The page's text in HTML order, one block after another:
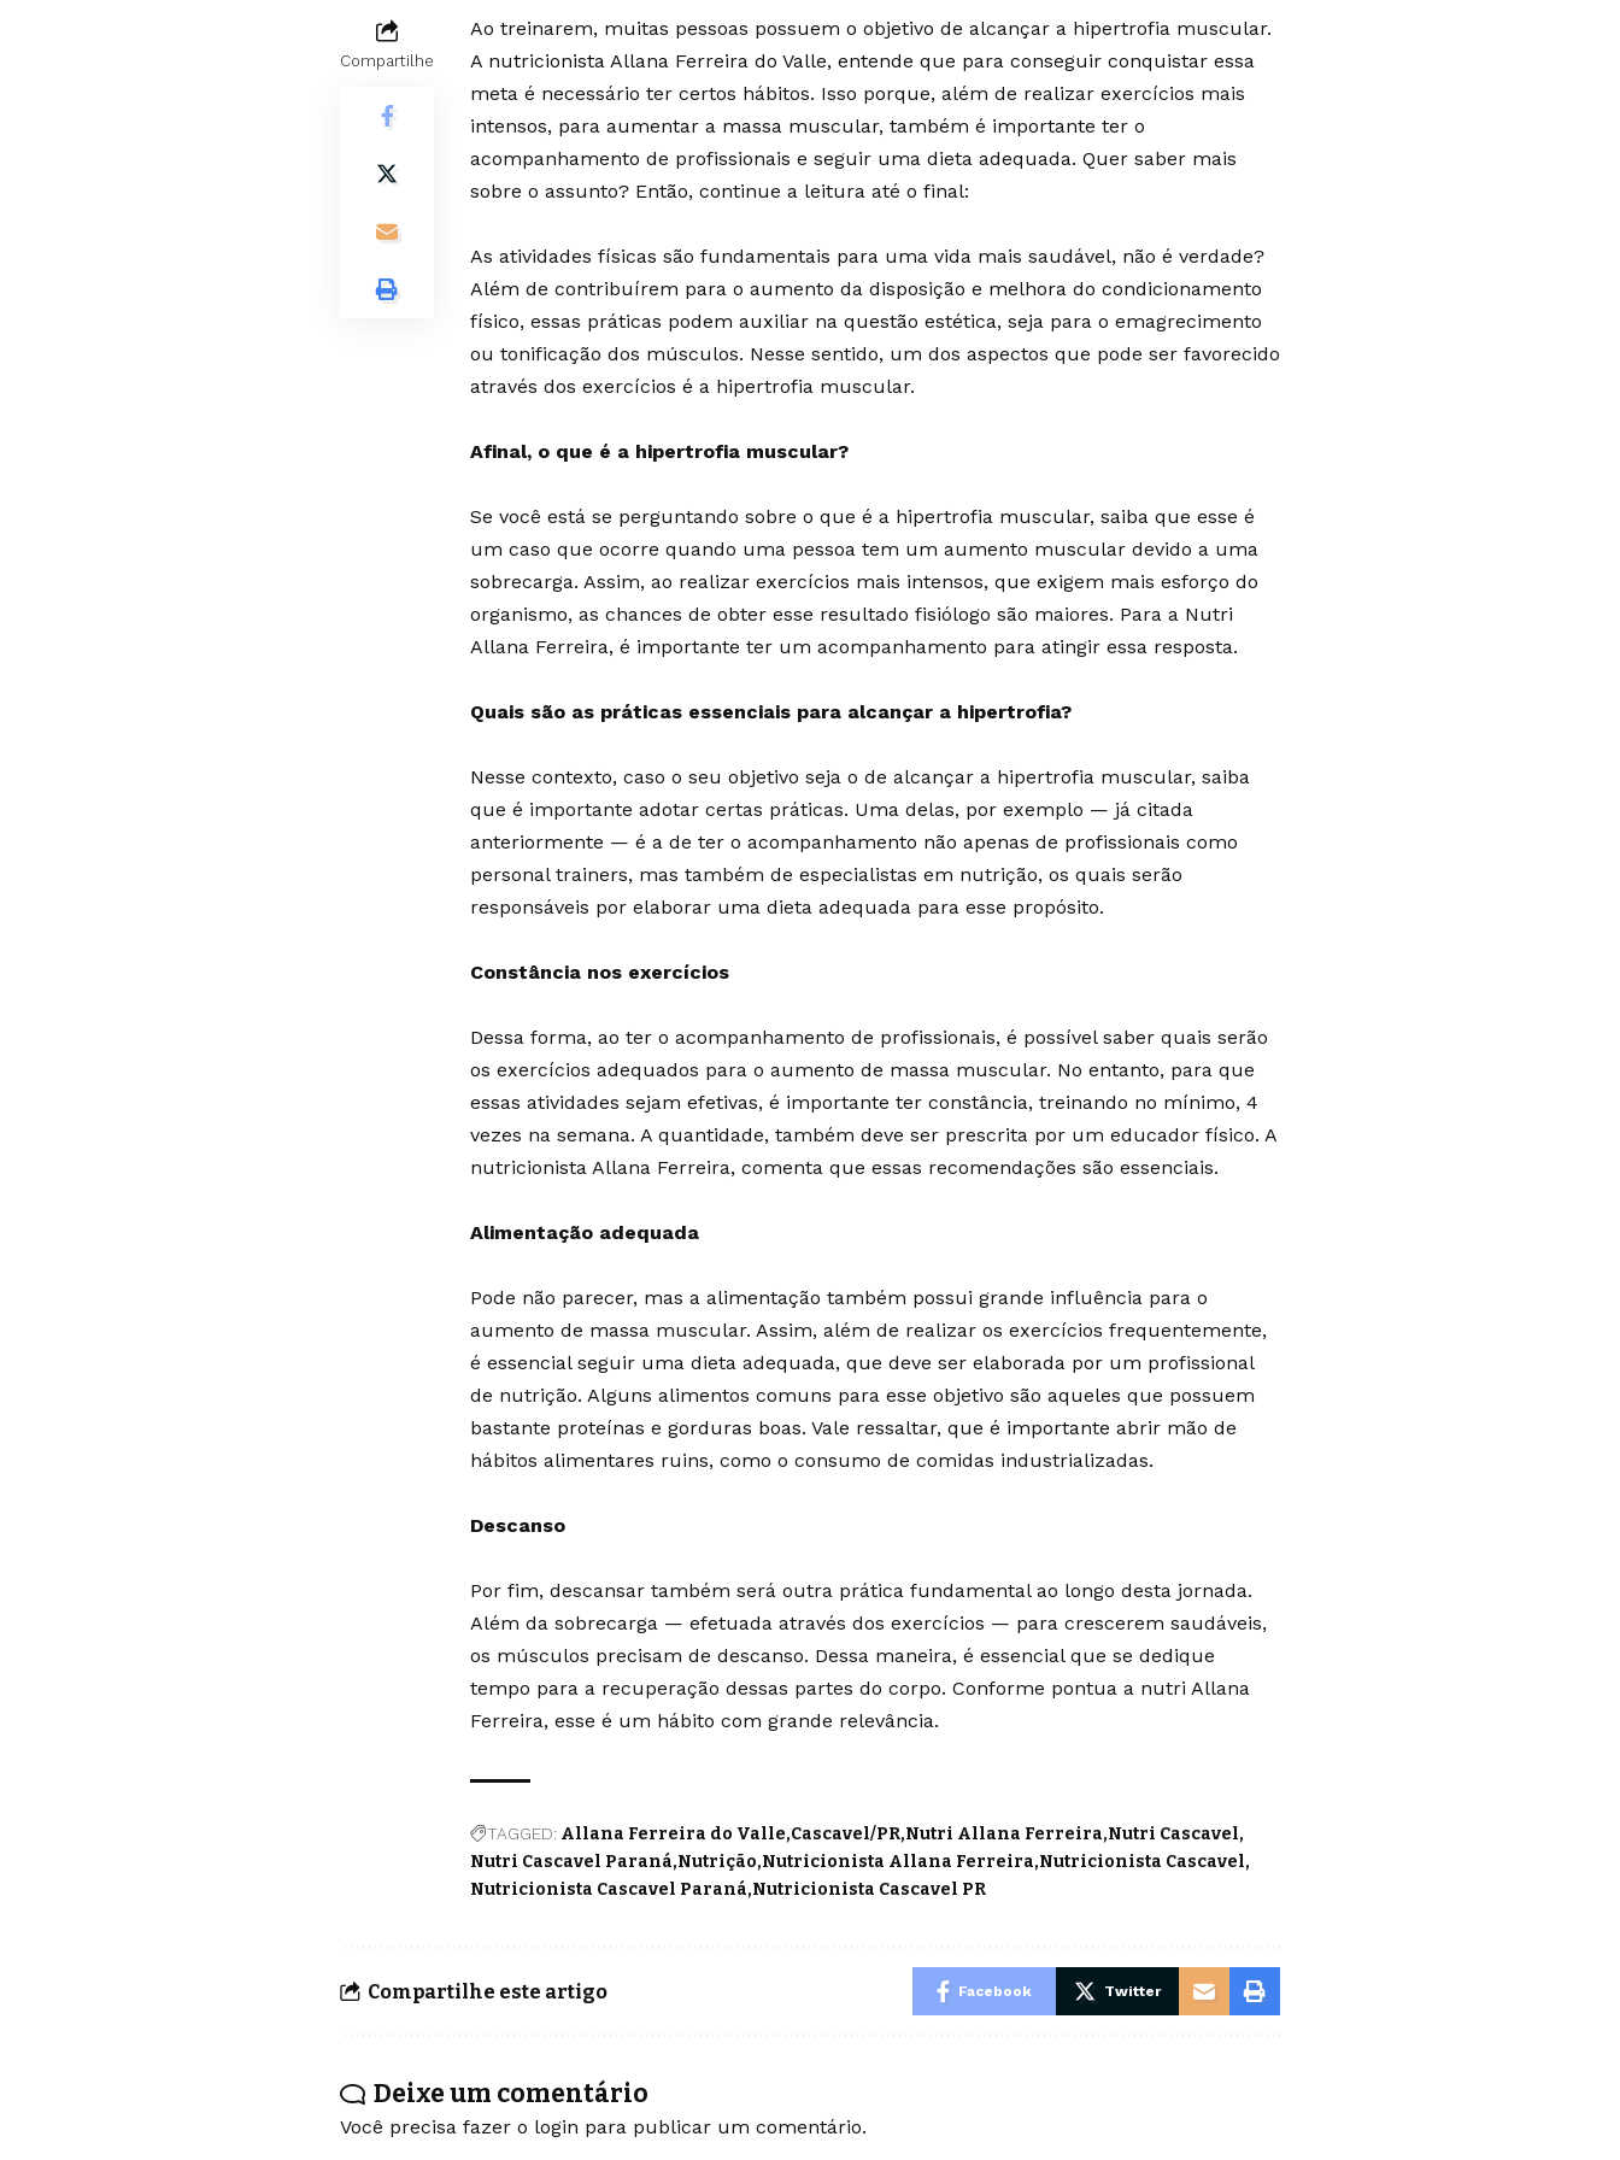
Compartilhe
Ao treinarem, muitas pessoas possuem o objetivo de alcançar a hipertrofia muscular.
A nutricionista Allana Ferreira do Valle, entende que para conseguir conquistar essa
meta é necessário ter certos hábitos. Isso porque, além de realizar exercícios mais
intensos, para aumentar a massa muscular, também é importante ter o
acompanhamento de profissionais e seguir uma dieta adequada. Quer saber mais
sobre o assunto? Então, continue a leitura até o final:
As atividades físicas são fundamentais para uma vida mais saudável, não é verdade?
Além de contribuírem para o aumento da disposição e melhora do condicionamento
físico, essas práticas podem auxiliar na questão estética, seja para o emagrecimento
ou tonificação dos músculos. Nesse sentido, um dos aspectos que pode ser favorecido
através dos exercícios é a hipertrofia muscular.
Afinal, o que é a hipertrofia muscular?
Se você está se perguntando sobre o que é a hipertrofia muscular, saiba que esse é
um caso que ocorre quando uma pessoa tem um aumento muscular devido a uma
sobrecarga. Assim, ao realizar exercícios mais intensos, que exigem mais esforço do
organismo, as chances de obter esse resultado fisiólogo são maiores. Para a Nutri
Allana Ferreira, é importante ter um acompanhamento para atingir essa resposta.
Quais são as práticas essenciais para alcançar a hipertrofia?
Nesse contexto, caso o seu objetivo seja o de alcançar a hipertrofia muscular, saiba
que é importante adotar certas práticas. Uma delas, por exemplo — já citada
anteriormente — é a de ter o acompanhamento não apenas de profissionais como
personal trainers, mas também de especialistas em nutrição, os quais serão
responsáveis por elaborar uma dieta adequada para esse propósito.
Constância nos exercícios
Dessa forma, ao ter o acompanhamento de profissionais, é possível saber quais serão
os exercícios adequados para o aumento de massa muscular. No entanto, para que
essas atividades sejam efetivas, é importante ter constância, treinando no mínimo, 4
vezes na semana. A quantidade, também deve ser prescrita por um educador físico. A
nutricionista Allana Ferreira, comenta que essas recomendações são essenciais.
Alimentação adequada
Pode não parecer, mas a alimentação também possui grande influência para o
aumento de massa muscular. Assim, além de realizar os exercícios frequentemente,
é essencial seguir uma dieta adequada, que deve ser elaborada por um profissional
de nutrição. Alguns alimentos comuns para esse objetivo são aqueles que possuem
bastante proteínas e gorduras boas. Vale ressaltar, que é importante abrir mão de
hábitos alimentares ruins, como o consumo de comidas industrializadas.
Descanso
Por fim, descansar também será outra prática fundamental ao longo desta jornada.
Além da sobrecarga — efetuada através dos exercícios — para crescerem saudáveis,
os músculos precisam de descanso. Dessa maneira, é essencial que se dedique
tempo para a recuperação dessas partes do corpo. Conforme pontua a nutri Allana
Ferreira, esse é um hábito com grande relevância.
TAGGED: Allana Ferreira do Valle Cascavel/PR Nutri Allana Ferreira Nutri Cascavel
Nutri Cascavel Paraná Nutrição Nutricionista Allana Ferreira Nutricionista Cascavel
Nutricionista Cascavel Paraná Nutricionista Cascavel PR
Compartilhe este artigo Facebook Twitter
Deixe um comentário
Você precisa fazer o login para publicar um comentário.